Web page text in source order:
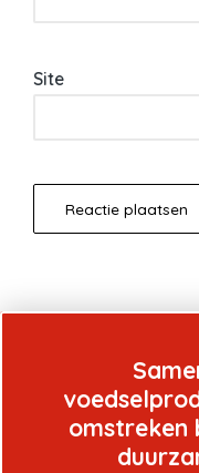
Site
omstreken